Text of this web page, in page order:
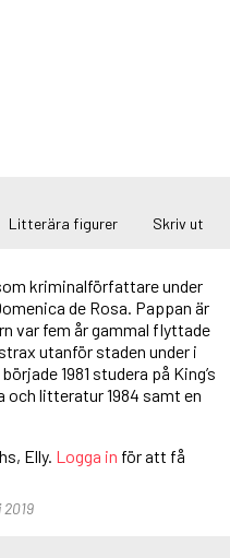
Litterära figurer Skriv ut
kriminalförfattare under
de Rosa. Pappan är
var fem år gammal flyttade
utanför staden under i
1981 studera på King’s
och litteratur 1984 samt en
Elly. Logga in för att få